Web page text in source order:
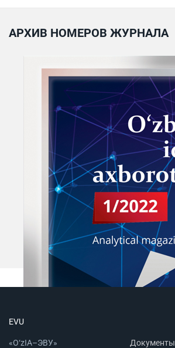
АРХИВ НОМЕРОВ ЖУРНАЛА
EVU
«O‘zIA–ЭВУ»
Документы